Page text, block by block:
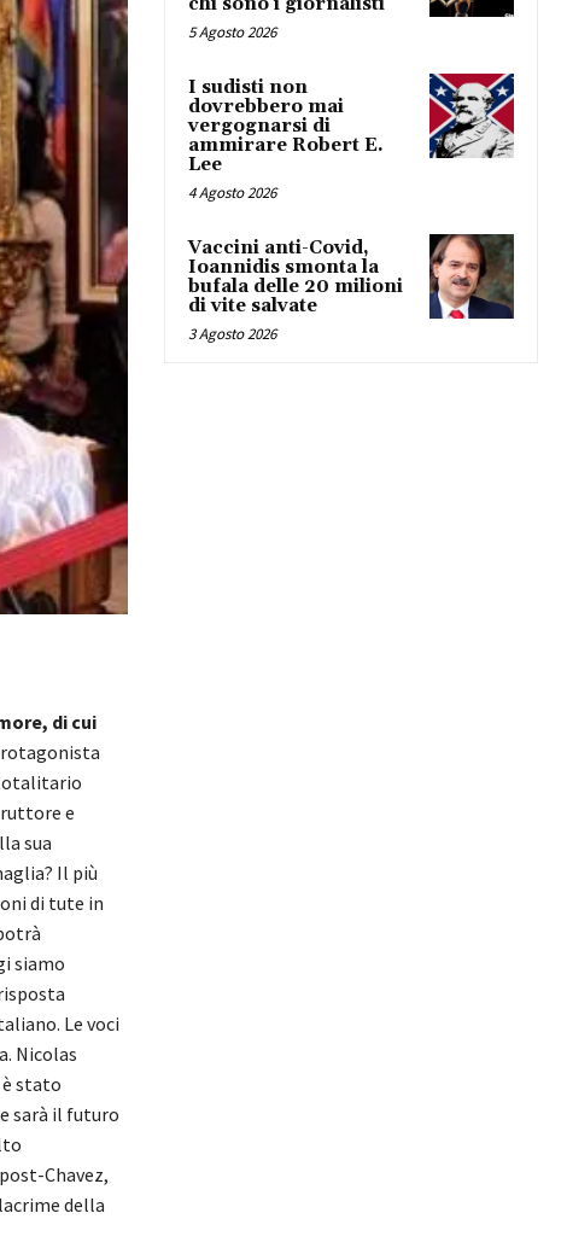
di cui
e
sua
Il più
di tute in
siamo
Le voci
Nicolas
è stato
sarà il futuro
Chavez,
della
5 Agosto 2026
I sudisti non
dovrebbero mai
vergognarsi di
ammirare Robert E.
Lee
4 Agosto 2026
Vaccini anti-Covid,
Ioannidis smonta la
bufala delle 20 milioni
di vite salvate
3 Agosto 2026